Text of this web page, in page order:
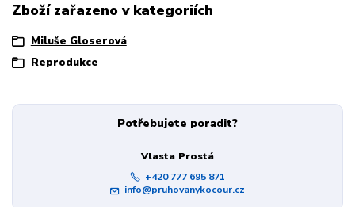
Zboží zařazeno v kategoriích
Miluše Gloserová
Reprodukce
Potřebujete poradit?
Vlasta Prostá
+420 777 695 871
info@pruhovanykocour.cz